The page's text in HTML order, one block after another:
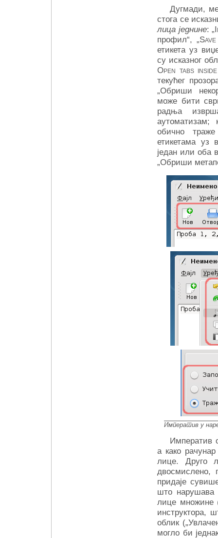
Дугмади,
стога се
лица једнине: „
профил“, „
етикета уз
су исказног
Open tabs
текућег
„Обриши
може бити
радња
аутоматизам;
обично
етикетама уз
један или оба
„Обриши
Императив у
Императив
а како
лице. Друго
двосмислено,
придаје
што нарушава
лице множине
инструктора,
облик
могло би